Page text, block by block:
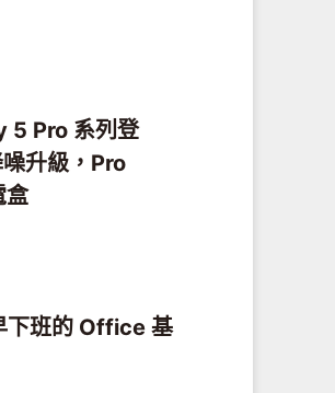
5 Pro 系列登
升級，Pro
盒
下班的 Office 基